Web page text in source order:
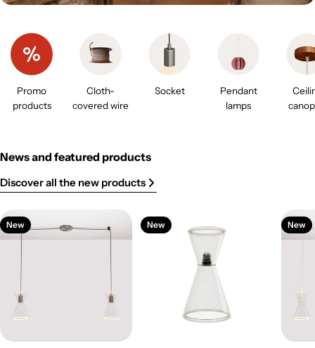
Promo
products
Cloth-
covered wire
Socket
Pendant
lamps
News and featured products
Discover all the new products
New New New